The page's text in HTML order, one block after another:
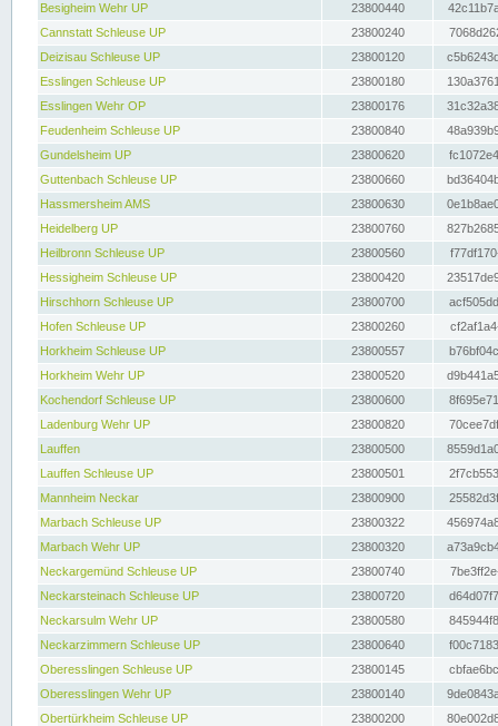
Besigheim Wehr UP
23800440
Cannstatt Schleuse UP
23800240
Deizisau Schleuse UP
23800120
Esslingen Schleuse UP
23800180
Esslingen Wehr OP
23800176
Feudenheim Schleuse UP
23800840
Gundelsheim UP
23800620
Guttenbach Schleuse UP
23800660
Hassmersheim AMS
23800630
Heidelberg UP
23800760
Heilbronn Schleuse UP
23800560
Hessigheim Schleuse UP
23800420
Hirschhorn Schleuse UP
23800700
Hofen Schleuse UP
23800260
Horkheim Schleuse UP
23800557
Horkheim Wehr UP
23800520
Kochendorf Schleuse UP
23800600
Ladenburg Wehr UP
23800820
Lauffen
23800500
Lauffen Schleuse UP
23800501
Mannheim Neckar
23800900
Marbach Schleuse UP
23800322
Marbach Wehr UP
23800320
Neckargemünd Schleuse UP
23800740
Neckarsteinach Schleuse UP
23800720
Neckarsulm Wehr UP
23800580
Neckarzimmern Schleuse UP
23800640
Oberesslingen Schleuse UP
23800145
Oberesslingen Wehr UP
23800140
Obertürkheim Schleuse UP
23800200